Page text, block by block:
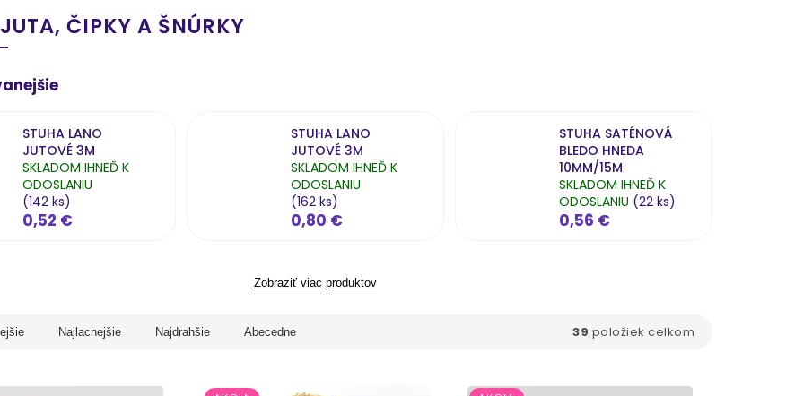
ČIPKY A ŠNÚRKY
STUHA LANO
JUTOVÉ 3M
SKLADOM IHNEĎ K
ODOSLANIU
(142 ks)
0,52 €
STUHA LANO
JUTOVÉ 3M
SKLADOM IHNEĎ K
ODOSLANIU
(162 ks)
0,80 €
STUHA SATÉNOVÁ
BLEDO HNEDA
10MM/15M
SKLADOM IHNEĎ K
ODOSLANIU (22 ks)
0,56 €
Zobraziť viac produktov
Najlacnejšie Najdrahšie Abecedne 39 položiek celkom